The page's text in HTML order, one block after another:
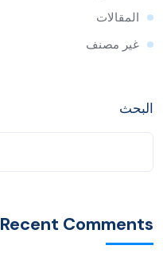
المقالات
غير مصنف
البحث
Recent Comments